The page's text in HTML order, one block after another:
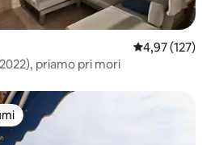
Priemerné
4,97 (127)
priamo pri mori